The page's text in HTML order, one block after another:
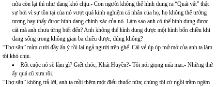
nửa còn lại thì như đang khó chịu.- Con người không thể hình dung ra “Quái vật” thật
sự bởi vì sự tồn tại của nó vượt quá kinh nghiệm cá nhân của họ, họ không thế tưởng
tượng hay thấy được hình dạng chính xác của nó. Làm sao anh có thể hình dung được
cái mà anh chưa từng biết đến? Anh không thể hình dung được một hình bốn chiều khi
đang sống trong không gian ba chiều được, đúng không?
“Thợ săn” mỉm cười đầy ẩn ý rồi lại ngả người trên ghế. Cái vẻ úp úp mở mở của anh ta làm
tôi khó chịu.
Rốt cuộc nó sẽ làm gì? Giết chóc, Khải Huyền?- Tôi nói giọng mỉa mai.- Những thứ
ấy quá cũ xưa rồi.
“Thợ săn” không trả lời, anh ta mồi thêm một điếu thuốc nữa; chúng tôi cứ ngồi trầm ngâm